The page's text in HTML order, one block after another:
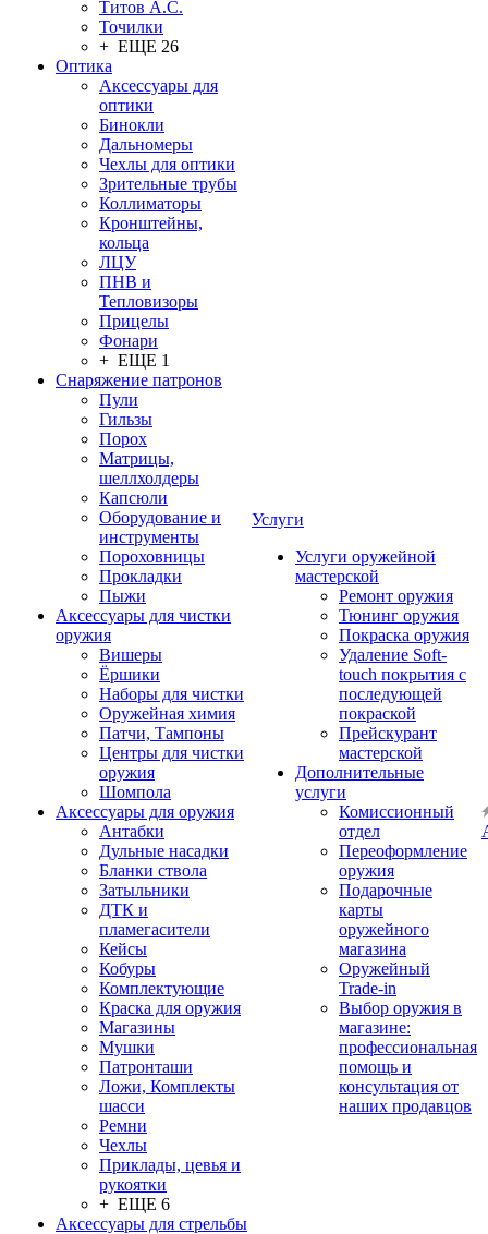
Титов А.С.
Точилки
+ ЕЩЕ 26
Оптика
Аксессуары для
оптики
Бинокли
Дальномеры
Чехлы для оптики
Зрительные трубы
Коллиматоры
Кронштейны,
кольца
ЛЦУ
ПНВ и
Тепловизоры
Прицелы
Фонари
+ ЕЩЕ 1
Снаряжение патронов
Пули
Гильзы
Порох
Матрицы,
шеллхолдеры
Капсюли
Оборудование и
инструменты
Пороховницы
Прокладки
Пыжи
Аксессуары для чистки
оружия
Вишеры
Ёршики
Наборы для чистки
Оружейная химия
Патчи, Тампоны
Центры для чистки
оружия
Шомпола
Аксессуары для оружия
Антабки
Дульные насадки
Бланки ствола
Затыльники
ДТК и
пламегасители
Кейсы
Кобуры
Комплектующие
Краска для оружия
Магазины
Мушки
Патронташи
Ложи, Комплекты
шасси
Ремни
Чехлы
Приклады, цевья и
рукоятки
+ ЕЩЕ 6
Аксессуары для стрельбы
Услуги
Услуги оружейной
мастерской
Ремонт оружия
Тюнинг оружия
Покраска оружия
Удаление Soft-
touch покрытия с
последующей
покраской
Прейскурант
мастерской
Дополнительные
услуги
Комиссионный
отдел
Переоформление
оружия
Подарочные
карты
оружейного
магазина
Оружейный
Trade-in
Выбор оружия в
магазине:
профессиональная
помощь и
консультация от
наших продавцов